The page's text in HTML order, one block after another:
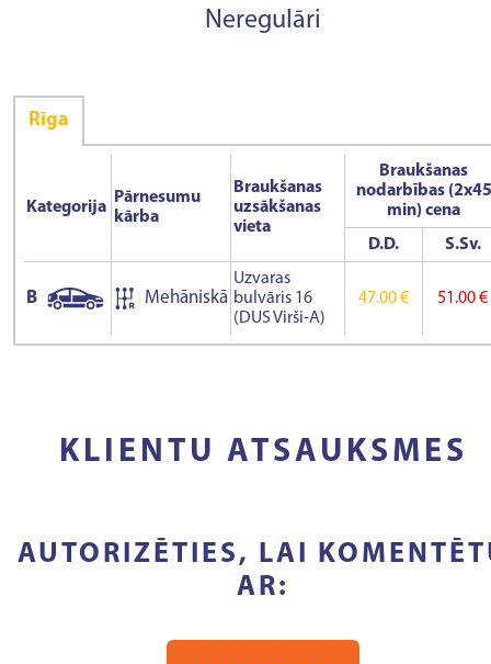
Neregulāri
Rīga
Kategorija
Pārnesumu
kārba
Braukšanas
uzsākšanas
vieta
Braukšanas
nodarbības (2x45
min) cena
D.D.
S.Sv.
B Mehāniskā
Uzvaras
bulvāris 16
(DUS Virši-A)
47.00 € 51.00 €
KLIENTU ATSAUKSMES
AUTORIZĒTIES, LAI
AR: